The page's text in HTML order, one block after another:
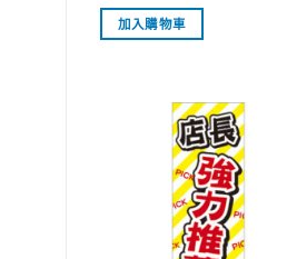
加入購物車